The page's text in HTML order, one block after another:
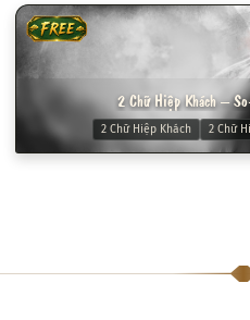
FREE
2 Chữ Hiệp Khách –
2 Chữ Hiệp Khách 2 Chữ